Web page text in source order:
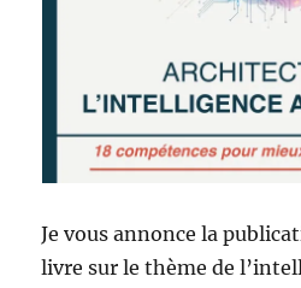
Je vous annonce la
livre sur le thème de